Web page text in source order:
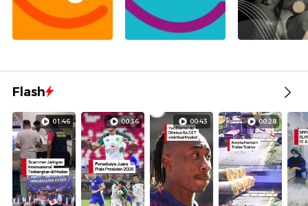
Flash
01:46 00:36 00:43 00:28